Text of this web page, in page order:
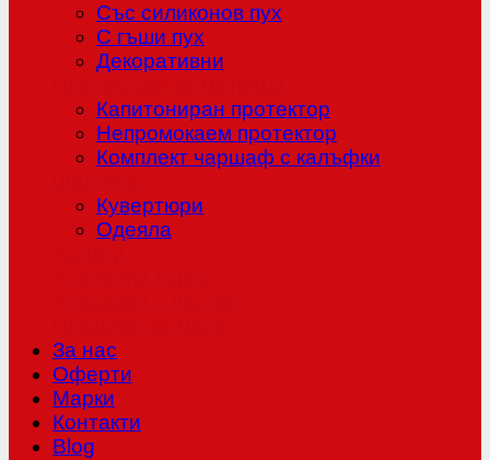
Със силиконов пух
С гъши пух
Декоративни
Капитониран протектор
Непромокаем протектор
Комплект чаршаф с калъфки
Кувертюри
Одеяла
За нас
Оферти
Mарки
Контакти
Blog